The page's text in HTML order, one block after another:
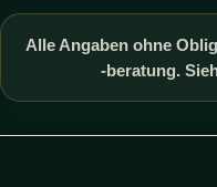
Alle Angaben ohne
-beratung.